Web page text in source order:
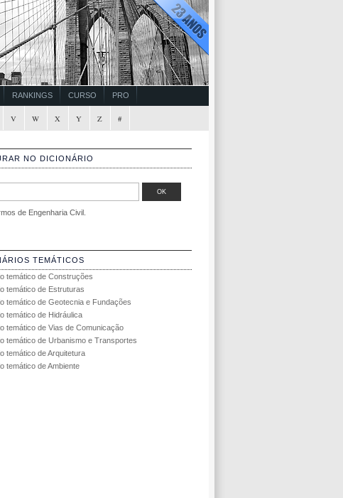
RANKINGS CURSO PRO
V W X Y Z #
NO DICIONÁRIO
de Engenharia Civil.
TEMÁTICOS
temático de Construções
temático de Estruturas
temático de Geotecnia e Fundações
temático de Hidráulica
temático de Vias de Comunicação
temático de Urbanismo e Transportes
temático de Arquitetura
temático de Ambiente